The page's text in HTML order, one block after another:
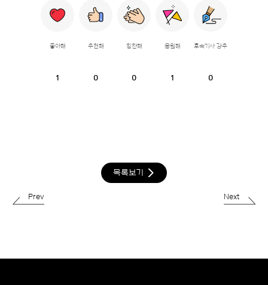
좋아해
1
추천해
0
칭찬해
0
응원해
1
후속기사 강추
0
목록보기
Prev Next